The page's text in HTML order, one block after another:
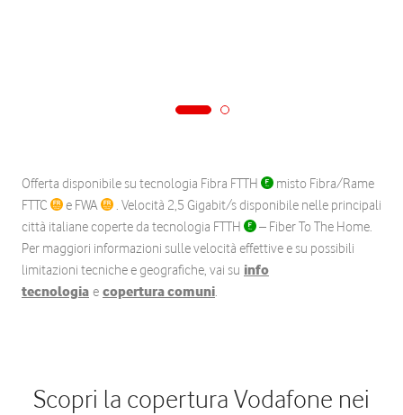
Offerta disponibile su tecnologia Fibra FTTH
misto Fibra/Rame
FTTC
e FWA
. Velocità 2,5 Gigabit/s disponibile nelle principali
città italiane coperte da tecnologia FTTH
– Fiber To The Home.
Per maggiori informazioni sulle velocità effettive e su possibili
limitazioni tecniche e geografiche, vai su info
tecnologia e copertura comuni.
Scopri la copertura Vodafone nei